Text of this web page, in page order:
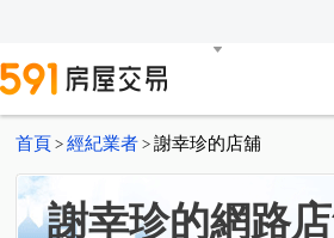
首頁 > 經紀業者 > 謝幸珍的店舖
謝幸珍的網路